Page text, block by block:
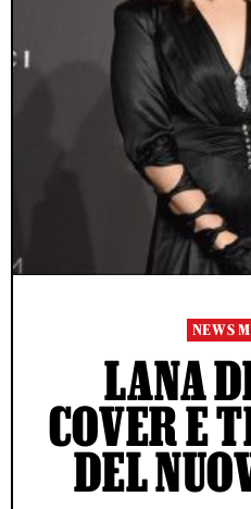
NEWS
LANA
COVER E
DEL